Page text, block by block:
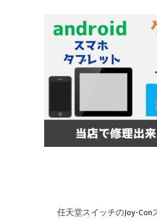
任天堂スイッチのJoy-Con